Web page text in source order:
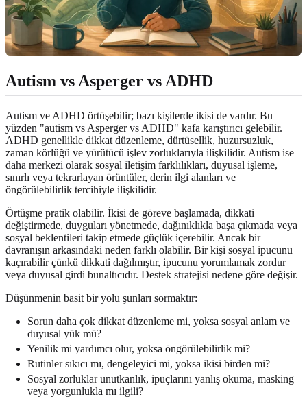
Autism vs Asperger vs ADHD
Autism ve ADHD örtüşebilir; bazı kişilerde ikisi de vardır. Bu
yüzden "autism vs Asperger vs ADHD" kafa karıştırıcı gelebilir.
ADHD genellikle dikkat düzenleme, dürtüsellik, huzursuzluk,
zaman körlüğü ve yürütücü işlev zorluklarıyla ilişkilidir. Autism ise
daha merkezi olarak sosyal iletişim farklılıkları, duyusal işleme,
sınırlı veya tekrarlayan örüntüler, derin ilgi alanları ve
öngörülebilirlik tercihiyle ilişkilidir.
Örtüşme pratik olabilir. İkisi de göreve başlamada, dikkati
değiştirmede, duyguları yönetmede, dağınıklıkla başa çıkmada veya
sosyal beklentileri takip etmede güçlük içerebilir. Ancak bir
davranışın arkasındaki neden farklı olabilir. Bir kişi sosyal ipucunu
kaçırabilir çünkü dikkati dağılmıştır, ipucunu yorumlamak zordur
veya duyusal girdi bunaltıcıdır. Destek stratejisi nedene göre değişir.
Düşünmenin basit bir yolu şunları sormaktır:
Sorun daha çok dikkat düzenleme mi, yoksa sosyal anlam ve
duyusal yük mü?
Yenilik mi yardımcı olur, yoksa öngörülebilirlik mi?
Rutinler sıkıcı mı, dengeleyici mi, yoksa ikisi birden mi?
Sosyal zorluklar unutkanlık, ipuçlarını yanlış okuma, masking
veya yorgunlukla mı ilgili?